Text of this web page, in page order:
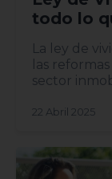
todo lo
La ley de
las
sector
22 Abril 2025